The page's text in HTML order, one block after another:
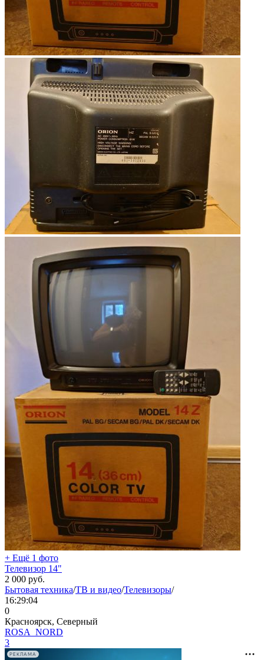
+ Ещё 1 фото
Телевизор 14"
2 000 руб.
Бытовая техника/ТВ и видео/Телевизоры/
16:29:04
0
Красноярск, Северный
ROSA_NORD
3
РЕКЛАМА